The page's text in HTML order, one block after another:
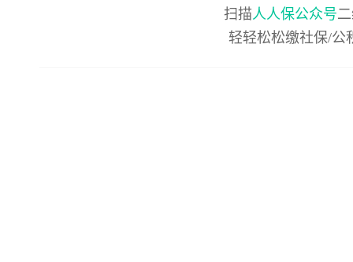
扫描人人保公众号
轻轻松松缴社保/公